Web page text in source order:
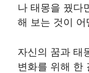
나 태몽을 꿨다
해 보는 것이 어
자신의 꿈과 태
변화를 위해 한